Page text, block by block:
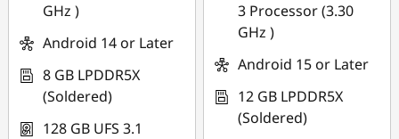
GHz )
Android 14 or Later
8 GB LPDDR5X
(Soldered)
128 GB UFS 3.1
3 Processor (3.30
GHz )
Android 15 or Later
12 GB LPDDR5X
(Soldered)